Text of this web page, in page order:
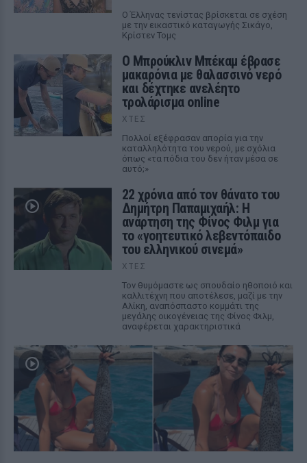
Ο Έλληνας τενίστας βρίσκεται σε σχέση
με την εικαστικό καταγωγής Σικάγο,
Κρίστεν Τομς
Ο Μπρούκλιν Μπέκαμ έβρασε
μακαρόνια με θαλασσινό νερό
και δέχτηκε ανελέητο
τρολάρισμα online
ΧΤΕΣ
Πολλοί εξέφρασαν απορία για την
καταλληλότητα του νερού, με σχόλια
όπως «τα πόδια του δεν ήταν μέσα σε
αυτό;»
22 χρόνια από τον θάνατο του
Δημήτρη Παπαμιχαήλ: Η
ανάρτηση της Φίνος Φιλμ για
το «γοητευτικό λεβεντόπαιδο
του ελληνικού σινεμά»
ΧΤΕΣ
Τον θυμόμαστε ως σπουδαίο ηθοποιό και
καλλιτέχνη που αποτέλεσε, μαζί με την
Αλίκη, αναπόσπαστο κομμάτι της
μεγάλης οικογένειας της Φίνος Φιλμ,
αναφέρεται χαρακτηριστικά